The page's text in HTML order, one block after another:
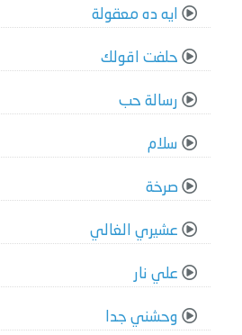
ايه ده معقولة
حلفت اقولك
رسالة حب
سلام
صرخة
عشيري الغالي
علي نار
وحشني جدا